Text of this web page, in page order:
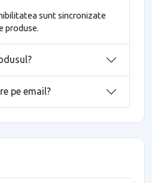
sunt sincronizate
produse.
pe email?